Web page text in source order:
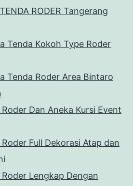
RODER Tangerang
Tenda Kokoh Type Roder
Tenda Roder Area Bintaro
Dan Aneka Kursi Event
Full Dekorasi Atap dan
Lengkap Dengan